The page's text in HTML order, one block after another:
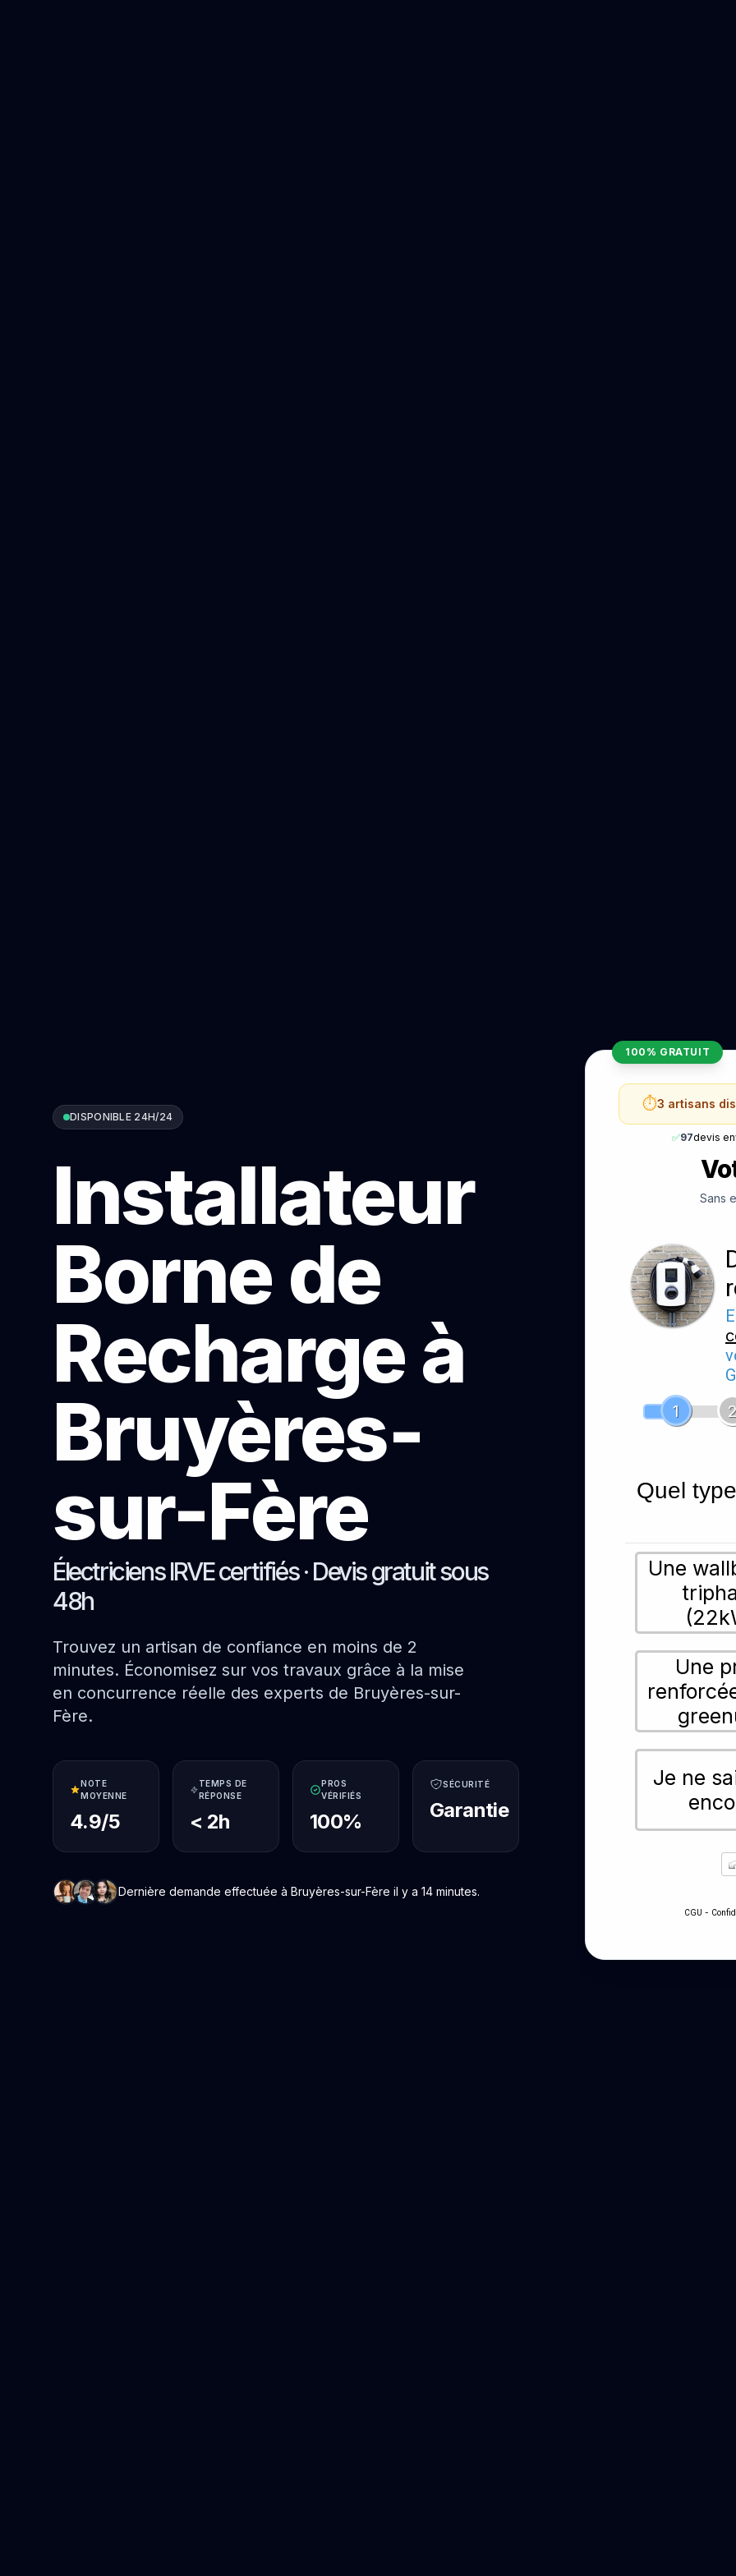
DISPONIBLE 24H/24
Installateur
Borne de
Recharge à
Bruyères-
sur-Fère
Électriciens IRVE certifiés · Devis gratuit sous
48h
Trouvez un artisan de confiance en moins de 2
minutes. Économisez sur vos travaux grâce à la mise
en concurrence réelle des experts de Bruyères-sur-
Fère.
NOTE
MOYENNE
4.9/5
TEMPS DE
RÉPONSE
< 2h
PROS
VÉRIFIÉS
100%
SÉCURITÉ
Garantie
Dernière demande effectuée à Bruyères-sur-Fère il y a 14 minutes.
100% GRATUIT
⏱️3 artisans
✅97devis
Sans
1
2
Quel
Une
Une
Je ne
CGU -